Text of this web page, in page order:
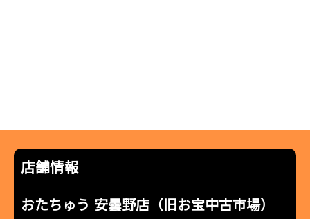
店舗情報
おたちゅう 安曇野店（旧お宝中古市場）